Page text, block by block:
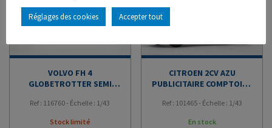
VOLVO FH 4
GLOBETROTTER SEMI
Ref : 116760 - Échelle : 1/43
Stock limité
CITROEN 2CV AZU
PUBLICITAIRE COMPTOIRS
Ref : 101465 - Échelle : 1/43
En stock
Réglages des cookies Accepter tout